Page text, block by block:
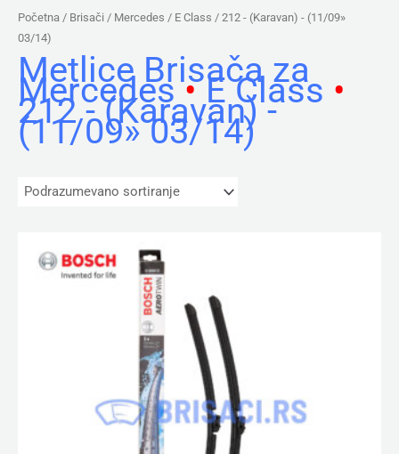
Početna / Brisači / Mercedes / E Class / 212 - (Karavan) - (11/09»
03/14)
Metlice Brisača za
Mercedes•E Class •
212 - (Karavan) -
(11/09» 03/14)